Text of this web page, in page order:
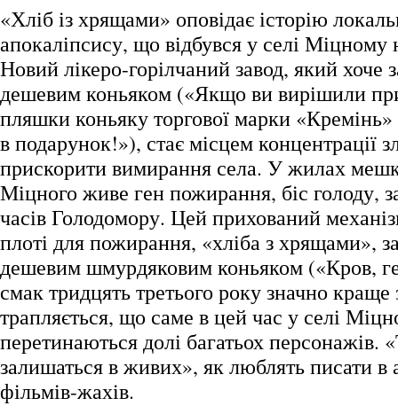
«Хліб із хрящами» оповідає історію
апокаліпсису, що відбувся у селі
Новий лікеро-горілчаний завод, який хоче
дешевим коньяком («Якщо ви вирішили
пляшки коньяку торгової марки
в подарунок!»), стає місцем концентрації
прискорити вимирання села. У жилах
Міцного живе ген пожирання, біс голоду,
часів Голодомору. Цей прихований
плоті для пожирання, «хліба з хрящами»,
дешевим шмурдяковим коньяком («Кров,
смак тридцять третього року значно краще
трапляється, що саме в цей час у селі
перетинаються долі багатьох персонажів.
залишаться в живих», як люблять писати в
фільмів-жахів.